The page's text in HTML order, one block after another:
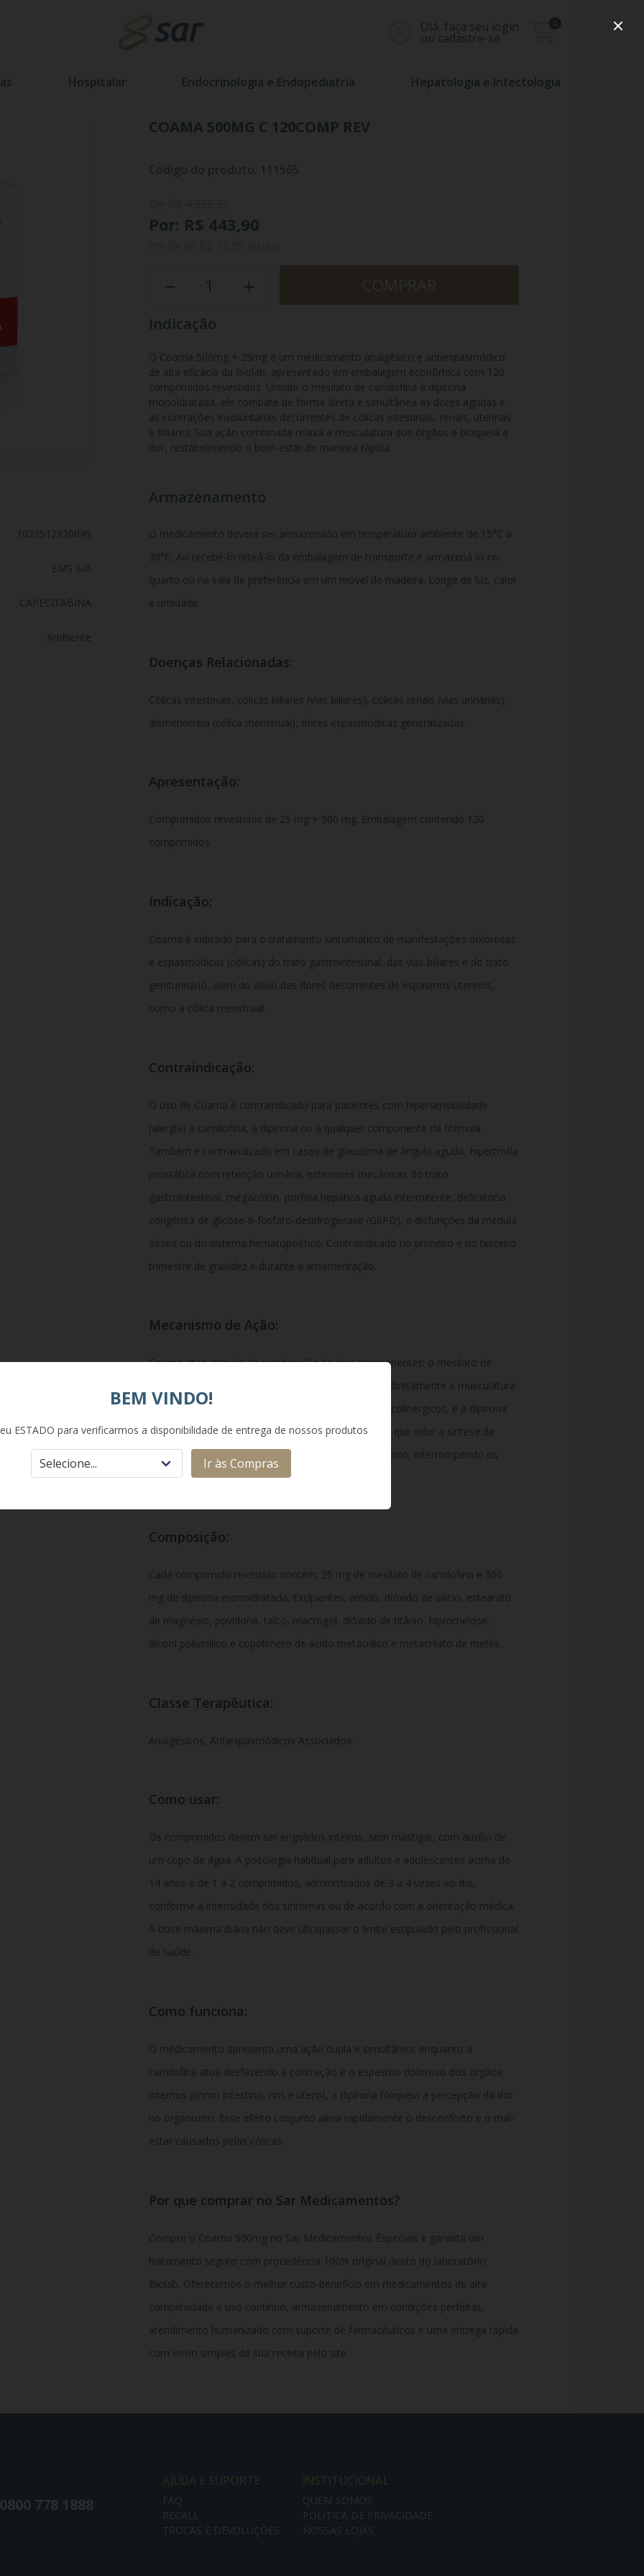
Olá, faça seu login
ou cadastre-se
0
Hospitalar Endocrinologia e Endopediatria Hepatologia e Infectologia
COAMA 500MG C 120COMP REV
Por: R$ 443,90
Indicação
O Coama 500mg + 25mg é um medicamento analgésico e antiespasmódico
de alta eficácia da Biolab, apresentado em embalagem econômica com 120
comprimidos revestidos. Unindo o mesilato de camilofina à dipirona
monoidratada, ele combate de forma direta e simultânea as dores agudas e
as contrações involuntárias decorrentes de cólicas intestinais, renais, uterinas
e biliares. Sua ação combinada relaxa a musculatura dos órgãos e bloqueia a
dor, restabelecendo o bem-estar de maneira rápida.
1023512920049
EMS S/A
CAPECITABINA
Ambiente
Armazenamento
O medicamento deverá ser armazenado em temperatura ambiente de 15°C a
30°C. Ao recebê-lo retirá-lo da embalagem de transporte e armazená-lo no
quarto ou na sala de preferência em um móvel de madeira. Longe de luz, calor
e umidade.
Doenças Relacionadas:
Cólicas intestinais, cólicas biliares (vias biliares), cólicas renais (vias urinárias),
dismenorreia (cólica menstrual), dores espasmódicas generalizadas.
Apresentação:
Comprimidos revestidos de 25 mg + 500 mg. Embalagem contendo 120
comprimidos.
Indicação:
Coama é indicado para o tratamento sintomático de manifestações dolorosas
e espasmódicas (cólicas) do trato gastrointestinal, das vias biliares e do trato
geniturinário, além do alívio das dores decorrentes de espasmos uterinos,
como a cólica menstrual.
Contraindicação:
O uso de Coama é contraindicado para pacientes com hipersensibilidade
(alergia) à camilofina, à dipirona ou a qualquer componente da fórmula.
Também é contraindicado em casos de glaucoma de ângulo agudo, hipertrofia
prostática com retenção urinária, estenoses mecânicas do trato
gastrointestinal, megacólon, porfiria hepática aguda intermitente, deficiência
congênita de glicose-6-fosfato-desidrogenase (G6PD), e disfunções da medula
óssea ou do sistema hematopoético. Contraindicado no primeiro e no terceiro
trimestre de gravidez e durante a amamentação.
Mecanismo de Ação:
Coama atua através da combinação de dois componentes: o mesilato de
camilofina, um agente antiespasmódico que relaxa diretamente a musculatura
lisa dos órgãos abdominais bloqueando receptores colinérgicos, e a dipirona
monoidratada, um potente analgésico e antipirético que inibe a síntese de
prostaglandinas no sistema nervoso central e periférico, interrompendo os
sinais de dor.
Composição:
Cada comprimido revestido contém: 25 mg de mesilato de camilofina e 500
mg de dipirona monoidratada. Excipientes: amido, dióxido de silício, estearato
de magnésio, povidona, talco, macrogol, dióxido de titânio, hipromelose,
álcool polivinílico e copolímero de ácido metacrílico e metacrilato de metila.
Classe Terapêutica:
Analgésicos, Antiespasmódicos Associados.
Como usar:
Os comprimidos devem ser engolidos inteiros, sem mastigar, com auxílio de
um copo de água. A posologia habitual para adultos e adolescentes acima de
14 anos é de 1 a 2 comprimidos, administrados de 3 a 4 vezes ao dia,
conforme a intensidade dos sintomas ou de acordo com a orientação médica.
A dose máxima diária não deve ultrapassar o limite estipulado pelo profissional
de saúde.
Como funciona:
O medicamento apresenta uma ação dupla e simultânea: enquanto a
camilofina atua desfazendo a contração e o espasmo doloroso dos órgãos
internos (como intestino, rins e útero), a dipirona bloqueia a percepção da dor
no organismo. Esse efeito conjunto alivia rapidamente o desconforto e o mal-
estar causados pelas cólicas.
Por que comprar no Sar Medicamentos?
Compre o Coama 500mg no Sar Medicamentos Especiais e garanta um
tratamento seguro com procedência 100% original direto do laboratório
Biolab. Oferecemos o melhor custo-benefício em medicamentos de alta
complexidade e uso contínuo, armazenamento em condições perfeitas,
atendimento humanizado com suporte de farmacêuticos e uma entrega rápida
com envio simples da sua receita pelo site.
0800 778 1888
AJUDA E SUPORTE
FAQ
RECALL
TROCAS E DEVOLUÇÕES
INSTITUCIONAL
QUEM SOMOS
POLÍTICA DE PRIVACIDADE
NOSSAS LOJAS
BEM VINDO!
ESTADO para verificarmos a disponibilidade de entrega de nossos produtos
Ir às Compras